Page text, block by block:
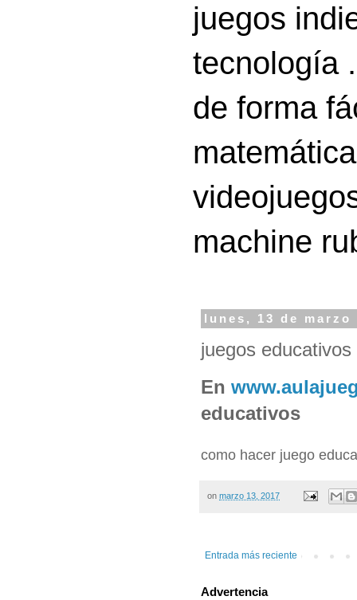
juegos
tecnología
de forma
machine
lunes, 13 de marzo
juegos educativos
En
educativos
como hacer juego
on marzo 13, 2017
Entrada más reciente
Advertencia